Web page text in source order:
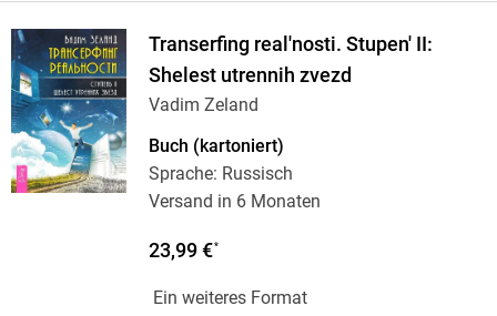
Transerfing real'nosti. Stupen' II:
Shelest utrennih zvezd
Vadim Zeland
Buch (kartoniert)
Sprache: Russisch
Versand in 6 Monaten
23,99 €*
Ein weiteres Format